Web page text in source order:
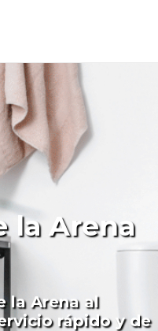
la Arena
la Arena al
rápido y de